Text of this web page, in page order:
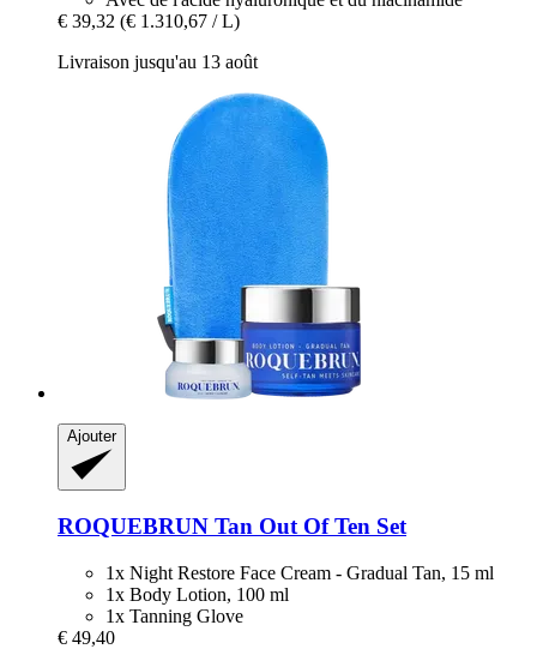
€ 39,32 (€ 1.310,67 / L)
Livraison jusqu'au 13 août
Ajouter
ROQUEBRUN Tan Out Of Ten Set
1x Night Restore Face Cream - Gradual Tan, 15 ml
1x Body Lotion, 100 ml
1x Tanning Glove
€ 49,40